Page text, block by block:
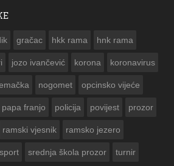
gračac hkk rama hnk rama
jozo ivančević korona koronavirus
nogomet opcinsko vijeće
papa franjo policija povijest prozor
ramski vjesnik ramsko jezero
sport srednja škola prozor turnir